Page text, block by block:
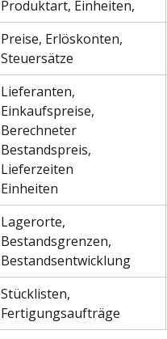
Produktart, Einheiten,
Preise, Erlöskonten,
Steuersätze
Lieferanten,
Einkaufspreise,
Berechneter
Bestandspreis,
Lieferzeiten
Einheiten
Lagerorte,
Bestandsgrenzen,
Bestandsentwicklung
Stücklisten,
Fertigungsaufträge